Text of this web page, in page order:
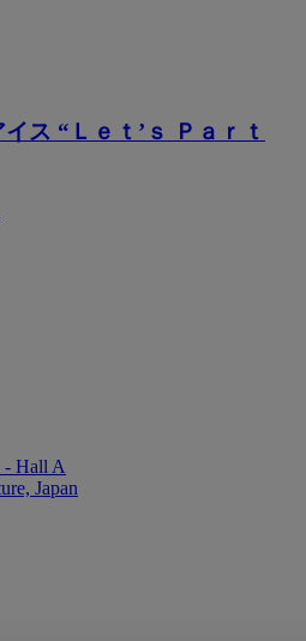
ス “Ｌｅｔ’ｓ Ｐａｒｔ
- Hall A
Japan